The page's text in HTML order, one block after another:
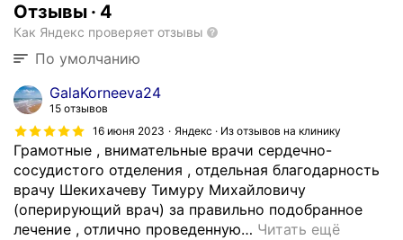
Отзывы · 4
Как Яндекс проверяет отзывы
По умолчанию
GalaKorneeva24
15 отзывов
16 июня 2023
Яндекс · Из отзывов на клинику
Грамотные , внимательные врачи сердечно-
сосудистого отделения , отдельная благодарность
врачу Шекихачеву Тимуру Михайловичу
(оперирующий врач) за правильно подобранное
лечение , отлично проведенную… Читать ещё